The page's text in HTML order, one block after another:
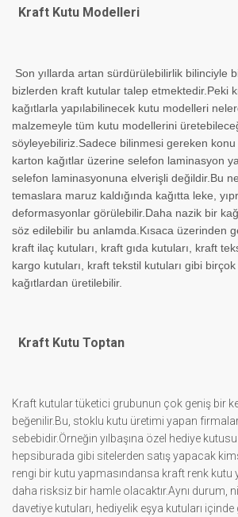
Kraft Kutu Modelleri
Son yıllarda artan sürdürülebilirlik bilinciyle
bizlerden kraft kutular talep etmektedir.Peki
kağıtlarla yapılabilinecek kutu modelleri
malzemeyle tüm kutu modellerini
söyleyebiliriz.Sadece bilinmesi gereken
karton kağıtlar üzerine selefon laminasyon
selefon laminasyonuna elverişli değildir.Bu
temaslara maruz kaldığında kağıtta leke,
deformasyonlar görülebilir.Daha nazik bir
söz edilebilir bu anlamda.Kısaca üzerinden
kraft ilaç kutuları, kraft gıda kutuları, kraft
kargo kutuları, kraft tekstil kutuları gibi
kağıtlardan üretilebilir.
Kraft Kutu Toptan
Kraft kutular tüketici grubunun çok geniş bir
beğenilir.Bu, stoklu kutu üretimi yapan
sebebidir.Örneğin yılbaşına özel hediye kutusu
hepsiburada gibi sitelerden satış yapacak
rengi bir kutu yapmasındansa kraft renk kutu
daha risksiz bir hamle olacaktır.Aynı durum,
davetiye kutuları, hediyelik eşya kutuları içinde